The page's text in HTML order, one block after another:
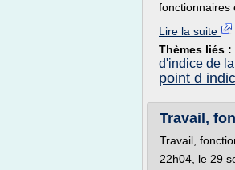
fonctionnaires
Lire la suite
Thèmes liés :
d'indice de
point d
Travail,
Travail,
22h04, le 29